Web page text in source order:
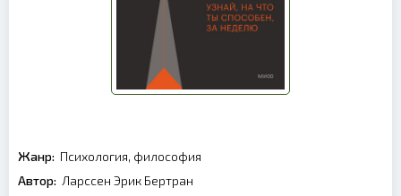
Жанр: Психология, философия
Автор: Ларссен Эрик Бертран